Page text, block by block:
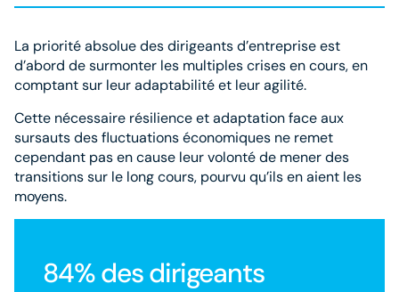
La priorité absolue des dirigeants d’entreprise est
d’abord de surmonter les multiples crises en cours, en
comptant sur leur adaptabilité et leur agilité.
Cette nécessaire résilience et adaptation face aux
sursauts des fluctuations économiques ne remet
cependant pas en cause leur volonté de mener des
transitions sur le long cours, pourvu qu’ils en aient les
moyens.
84% des dirigeants